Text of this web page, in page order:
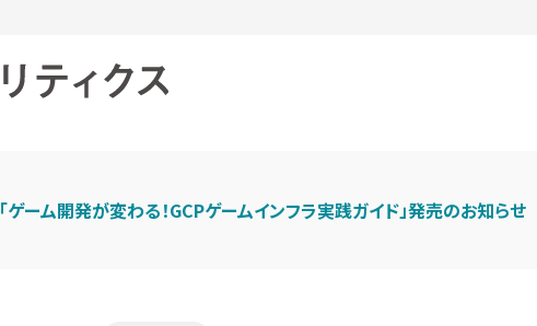
「ゲーム開発が変わる！GCPゲームインフラ実践ガイド」発売のお知らせ